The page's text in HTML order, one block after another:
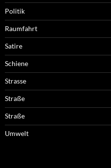
Politik
Raumfahrt
Satire
Schiene
Strasse
Straße
Straße
Umwelt